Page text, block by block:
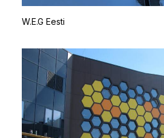
W.E.G Eesti